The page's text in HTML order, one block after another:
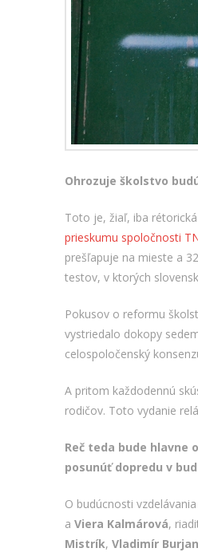
Ohrozuje školstvo
Toto je, žiaľ, iba
prieskumu spoločnosti
prešľapuje na mieste a
testov, v ktorých
Pokusov o reformu
vystriedalo dokopy
celospoločenský
A pritom každodennú
rodičov. Toto vydanie
Reč teda bude hlavne
posunúť dopredu v
O budúcnosti
a Viera Kalmárová,
Mistrík, Vladimír